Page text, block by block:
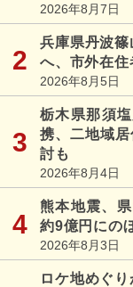
2026年8月7日
兵庫県丹波
へ、市外在
2026年8月5日
栃木県那須
携、二地域
討も
2026年8月4日
熊本地震、
約9億円にの
2026年8月3日
ロケ地めぐ